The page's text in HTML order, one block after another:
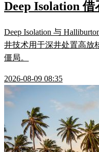
Deep Isolation
Deep Isolation 与
井技术用于深井处置高放
僵局。
2026-08-09 08:35